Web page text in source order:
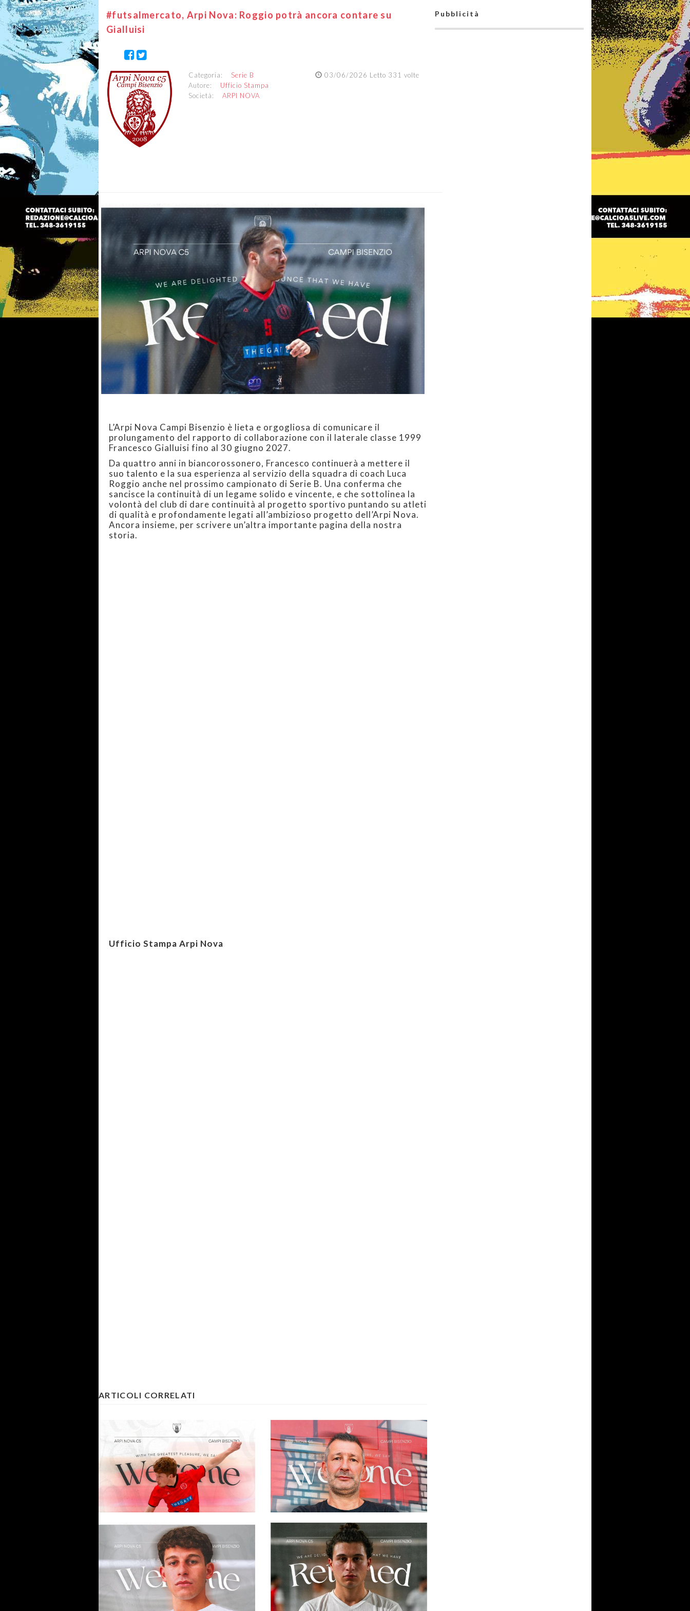
#futsalmercato, Arpi Nova: Roggio potrà ancora contare su
Gialluisi
03/06/2026 Letto 331 volte
Categoria: Serie B
Autore: Ufficio Stampa
Società: ARPI NOVA
L’Arpi Nova Campi Bisenzio è lieta e orgogliosa di comunicare il
prolungamento del rapporto di collaborazione con il laterale classe 1999
Francesco Gialluisi fino al 30 giugno 2027.
Da quattro anni in biancorossonero, Francesco continuerà a mettere il
suo talento e la sua esperienza al servizio della squadra di coach Luca
Roggio anche nel prossimo campionato di Serie B. Una conferma che
sancisce la continuità di un legame solido e vincente, e che sottolinea la
volontà del club di dare continuità al progetto sportivo puntando su atleti
di qualità e profondamente legati all’ambizioso progetto dell’Arpi Nova.
Ancora insieme, per scrivere un’altra importante pagina della nostra
storia.
Ufficio Stampa Arpi Nova
ARTICOLI CORRELATI
#futsalmercato, un pivot nuovo di
zecca per l'Arpi Nova: ingaggiato
Tommaso Innocenti
Arpi Nova, Flavio Del Greco entra
nello staff tecnico: allenerà gli
estremi difensori
Pubblicità